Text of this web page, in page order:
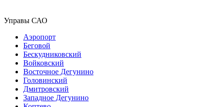
Управы САО
Аэропорт
Беговой
Бескудниковский
Войковский
Восточное Дегунино
Головинский
Дмитровский
Западное Дегунино